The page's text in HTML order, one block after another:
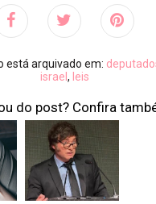
está arquivado em:
israel , leis
do post? Confira